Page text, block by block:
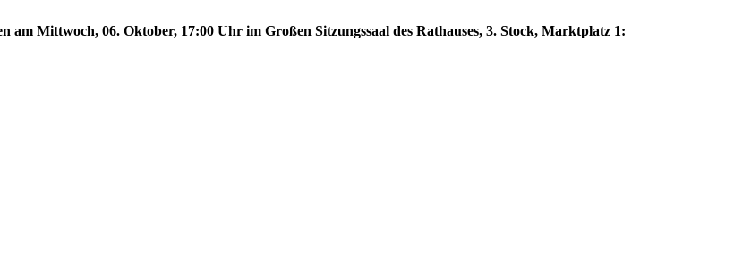
am Mittwoch, 06. Oktober, 17:00 Uhr im Großen Sitzungssaal des Rathauses, 3. Stock, Marktplatz 1: